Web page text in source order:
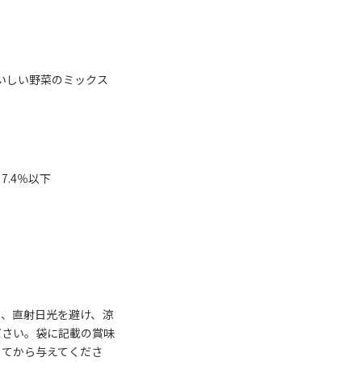
しい野菜のミックス
％以下
直射日光を避け、涼
い。袋に記載の賞味
から与えてくださ